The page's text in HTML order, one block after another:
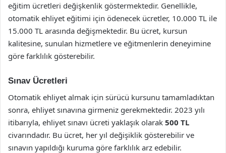
eğitim ücretleri değişkenlik göstermektedir. Genellikle,
otomatik ehliyet eğitimi için ödenecek ücretler, 10.000 TL ile
15.000 TL arasında değişmektedir. Bu ücret, kursun
kalitesine, sunulan hizmetlere ve eğitmenlerin deneyimine
göre farklılık gösterebilir.
Sınav Ücretleri
Otomatik ehliyet almak için sürücü kursunu tamamladıktan
sonra, ehliyet sınavına girmeniz gerekmektedir. 2023 yılı
itibarıyla, ehliyet sınavı ücreti yaklaşık olarak 500 TL
civarındadır. Bu ücret, her yıl değişiklik gösterebilir ve
sınavın yapıldığı kuruma göre farklılık arz edebilir.